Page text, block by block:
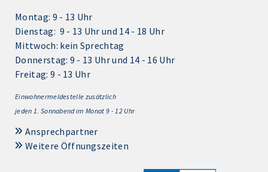
Montag: 9 - 13 Uhr
Dienstag: 9 - 13 Uhr und 14 - 18 Uhr
Mittwoch: kein Sprechtag
Donnerstag: 9 - 13 Uhr und 14 - 16 Uhr
Freitag: 9 - 13 Uhr
Einwohnermeldestelle zusätzlich
jeden 1. Sonnabend im Monat 9 - 12 Uhr
Ansprechpartner
Weitere Öffnungszeiten